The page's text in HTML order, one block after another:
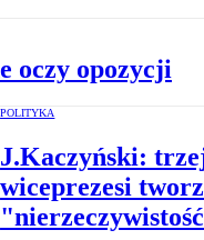
oczy opozycji
POLITYKA
J.Kaczyński:
wiceprezesi